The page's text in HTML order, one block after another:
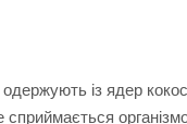
із ядер